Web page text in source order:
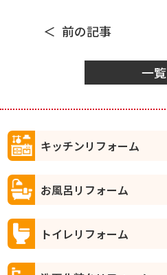
前の記事
一覧
キッチンリフォーム
お風呂リフォーム
トイレリフォーム